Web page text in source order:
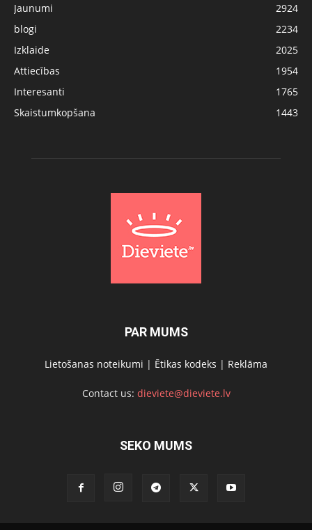
Jaunumi
2924
blogi
2234
Izklaide
2025
Attiecības
1954
Interesanti
1765
Skaistumkopšana
1443
PAR MUMS
Lietošanas noteikumi | Ētikas kodeks | Reklāma
Contact us: dieviete@dieviete.lv
SEKO MUMS